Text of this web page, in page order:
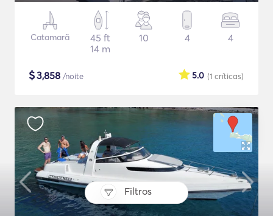
Filtros
Catamarã
45 ft
14 m
10 4 4
$3,858 /noite (1 críticas)
5.0